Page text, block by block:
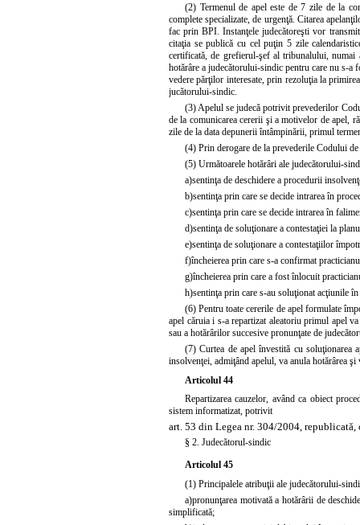
(2) Termenul de apel este de 7 zile de la
complete specializate, de urgenţă. Citarea
fac prin BPI. Instanţele judecătoreşti vor
citaţia se publică cu cel puţin 5 zile
certificată, de grefierul-şef al tribunalului, numai
hotărâre a judecătorului-sindic pentru care nu s-a
vedere părţilor interesate, prin rezoluţia la
jucătorului-sindic.
(3) Apelul se judecă potrivit prevederilor
de la comunicarea cererii şi a motivelor de apel,
zile de la data depunerii întâmpinării, primul
(4) Prin derogare de la prevederile Codului
(5) Următoarele hotărâri ale judecătorului-
a)sentinţa de deschidere a procedurii
b)sentinţa prin care se decide intrarea în
c)sentinţa prin care se decide intrarea în
d)sentinţa de soluţionare a contestaţiei la
e)sentinţa de soluţionare a contestaţiilor
f)încheierea prin care s-a confirmat
g)încheierea prin care a fost înlocuit
h)sentinţa prin care s-au soluţionat acţiunile
(6) Pentru toate cererile de apel formulate
apel căruia i s-a repartizat aleatoriu primul apel
sau a hotărârilor succesive pronunţate de
(7) Curtea de apel învestită cu soluţionarea
insolvenţei, admiţând apelul, va anula hotărârea
Articolul 44
Repartizarea cauzelor, având ca obiect
sistem informatizat, potrivit
art. 53 din Legea nr. 304/2004,
§ 2. Judecătorul-sindic
Articolul 45
(1) Principalele atribuţii ale judecătorului-
a)pronunţarea motivată a hotărârii de
simplificată;